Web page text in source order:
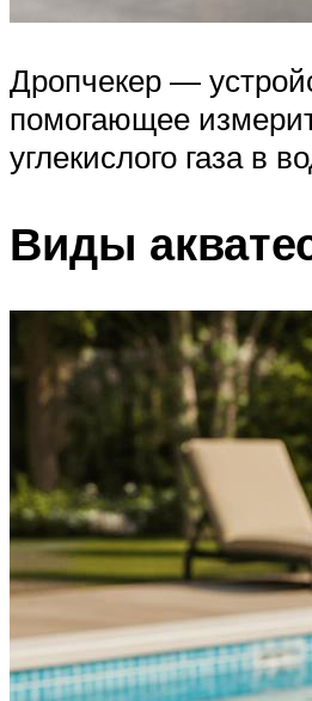
Дропчекер —
помогающее
углекислого газа в
Виды